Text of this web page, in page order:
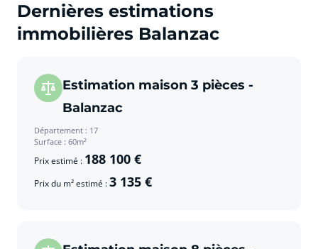
Dernières estimations
immobilières Balanzac
Estimation maison 3 pièces -
Balanzac
Département : 17
Surface : 60m²
Prix estimé : 188 100 €
Prix du m² estimé :3 135 €